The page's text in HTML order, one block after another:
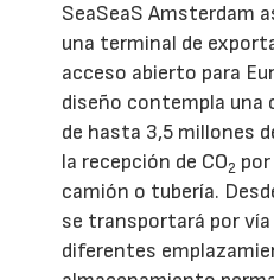
SeaSeaS Amsterdam
una terminal de
acceso abierto para
diseño contempla una
de hasta 3,5 millones
la recepción de CO2
camión o tubería.
se transportará por
diferentes